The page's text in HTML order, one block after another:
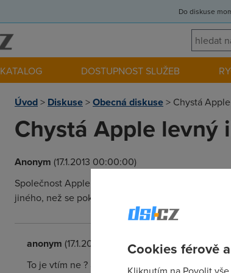
Do diskuse
KATALOG DOSTUPNOST SLUŽEB
Úvod> Diskuse>Obecná diskuse> Chystá
Chystá Apple levný
Anonym (17.1.2013 00:00:00)
Společnost Apple je známá svými drahými a
jiného, než se pokusit obchodní model rozšířit. Po
anonym (17.1.2013 00:03:28)
To je vtím ne ? apple a levný ? che che che to
Cookies férově